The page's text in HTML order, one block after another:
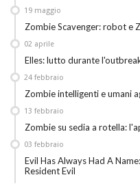
Zombie Scavenger: robot e
19 maggio
Elles: lutto durante
02 aprile
Zombie intelligenti e umani
24 febbraio
Zombie su sedia a rotella:
13 febbraio
Evil Has Always Had A
Resident Evil
03 febbraio